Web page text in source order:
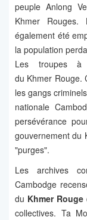
peuple Anlong
Khmer
également été
la population
Les troupes à
du Khmer Rouge.
les gangs
nationale
persévérance
gouvernement du
"purges".
Les archives
Cambodge
du Khmer Rouge
collectives. Ta